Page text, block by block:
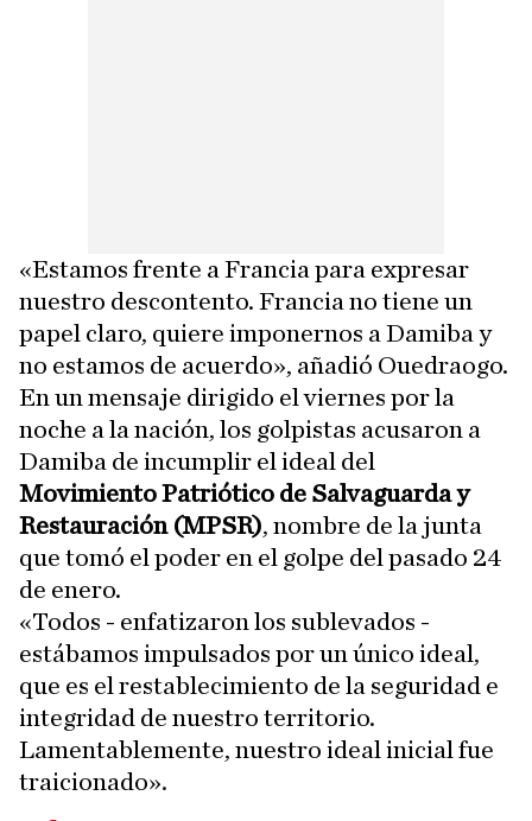
«Estamos frente a Francia para expresar
nuestro descontento. Francia no tiene un
papel claro, quiere imponernos a Damiba y
no estamos de acuerdo», añadió Ouedraogo.
En un mensaje dirigido el viernes por la
noche a la nación, los golpistas acusaron a
Damiba de incumplir el ideal del
Movimiento Patriótico de Salvaguarda y
Restauración (MPSR), nombre de la junta
que tomó el poder en el golpe del pasado 24
de enero.
«Todos - enfatizaron los sublevados -
estábamos impulsados por un único ideal,
que es el restablecimiento de la seguridad e
integridad de nuestro territorio.
Lamentablemente, nuestro ideal inicial fue
traicionado».